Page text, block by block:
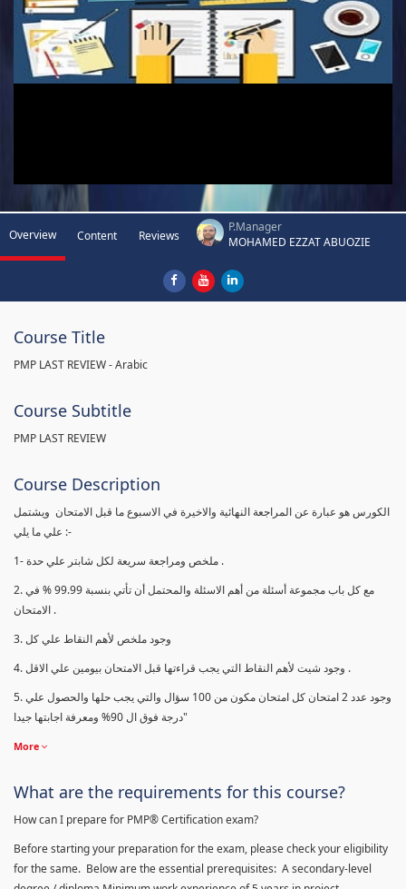
Overview Content Reviews
P.Manager
MOHAMED EZZAT ABUOZIE
Course Title
PMP LAST REVIEW - Arabic
Course Subtitle
PMP LAST REVIEW
Course Description
الكورس هو عبارة عن المراجعة النهائية والاخيرة في الاسبوع ما قبل الامتحان ويشتمل
علي ما يلي :-
1- ملخص ومراجعة سريعة لكل شابتر علي حدة .
2. مع كل باب مجموعة أسئلة من أهم الاسئلة والمحتمل أن تأتي بنسبة 99.99 % في
الامتحان .
3. وجود ملخص لأهم النقاط علي كل
4. وجود شيت لأهم النقاط التي يجب قراءتها قبل الامتحان بيومين علي الاقل .
5. وجود عدد 2 امتحان كل امتحان مكون من 100 سؤال والتي يجب حلها والحصول علي
درجة فوق ال 90% ومعرفة اجابتها جيدا"
More
What are the requirements for this course?
How can I prepare for PMP® Certification exam?
Before starting your preparation for the exam, please check your eligibility
for the same. Below are the essential prerequisites: A secondary-level